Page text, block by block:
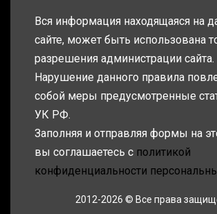
Вся информация находящаяся на
сайте, может быть использована
разрешения администрации сайта.
Нарушение данного правила
собой меры предусмотренные
УК РФ.
Заполняя и отправляя формы на
вы соглашаетесь с политикой
конфиденциальности
2012-2026 © Все права